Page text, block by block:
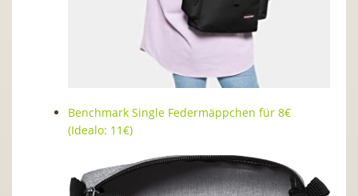
Benchmark Single Federmäppchen für 8€
(Idealo: 11€)